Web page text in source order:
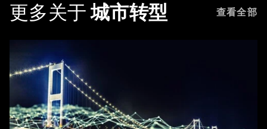
更多关于 城市转型 查看全部